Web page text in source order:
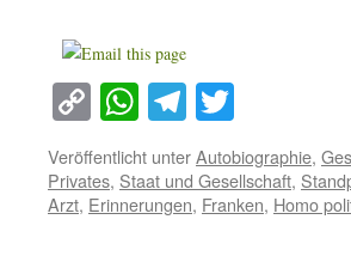
Copy
Link
WhatsApp
Telegram
Veröffentlicht unterAutobiographie,
Privates, Staat und Gesellschaft,
Arzt, Erinnerungen, Franken, Homo